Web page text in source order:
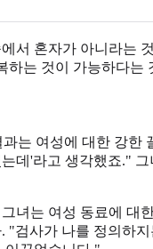
서 혼자가 아니라는
하는 것이 가능하다는
는 여성에 대한 강한
데'라고 생각했죠."
녀는 여성 동료에 대
검사가 나를 정의하